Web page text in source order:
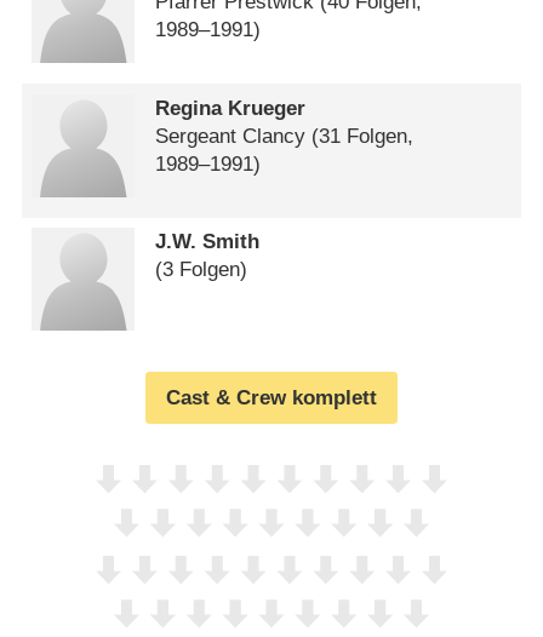
1989⁠–⁠1991)
Regina Krueger
Sergeant Clancy (31 Folgen,
1989⁠–⁠1991)
J.W. Smith
(3 Folgen)
Cast & Crew komplett